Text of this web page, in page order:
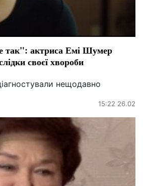
так": актриса Емі Шумер
своєї хвороби
нещодавно
15:22 26.02